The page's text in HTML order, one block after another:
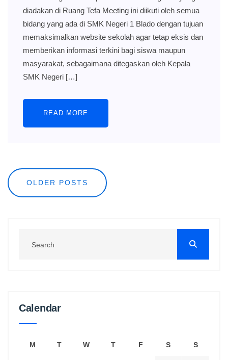
diadakan di Ruang Tefa Meeting ini diikuti oleh semua
bidang yang ada di SMK Negeri 1 Blado dengan tujuan
memaksimalkan website sekolah agar tetap eksis dan
memberikan informasi terkini bagi siswa maupun
masyarakat, sebagaimana ditegaskan oleh Kepala
SMK Negeri […]
READ MORE
Posts
navigation
OLDER POSTS
Calendar
M T W T F S S